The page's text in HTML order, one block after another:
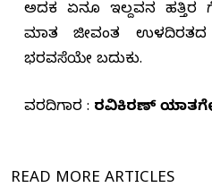
ಅದಕ ಏನೂ ಇಲ್ದವನ ಹತ್ತಿರ
ಮಾತ್ರ ಜೀವಂತ
ಭರವಸೆಯೇ ಬದುಕು.
ವರದಿಗಾರ : ರವಿಕಿರಣ್
READ MORE ARTICLES